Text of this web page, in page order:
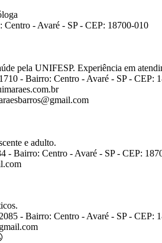
Centro - Avaré - SP - CEP: 18700-010
pela UNIFESP. Experiência em
- Bairro: Centro - Avaré - SP - CEP:
e adulto.
- Bairro: Centro - Avaré - SP - CEP:
- Bairro: Centro - Avaré - SP - CEP: